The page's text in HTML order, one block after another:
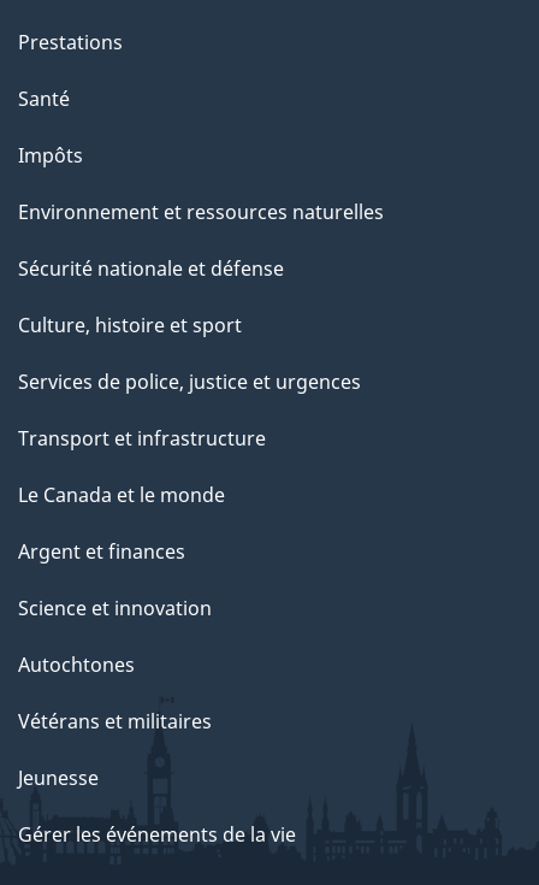
Prestations
Santé
Impôts
Environnement et ressources naturelles
Sécurité nationale et défense
Culture, histoire et sport
Services de police, justice et urgences
Transport et infrastructure
Le Canada et le monde
Argent et finances
Science et innovation
Autochtones
Vétérans et militaires
Jeunesse
Gérer les événements de la vie